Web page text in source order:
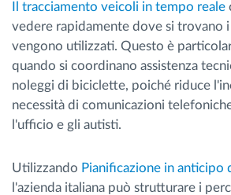
Il tracciamento veicoli in tempo reale
vedere rapidamente dove si trovano
vengono utilizzati. Questo è
quando si coordinano assistenza
noleggi di biciclette, poiché riduce
necessità di comunicazioni
l'ufficio e gli autisti.
Utilizzando Pianificazione in anticipo
l'azienda italiana può strutturare i